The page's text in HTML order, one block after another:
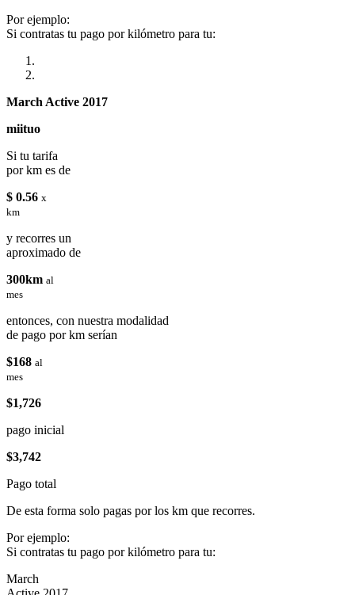
Por ejemplo:
Si contratas tu pago por kilómetro para tu:
March Active 2017
miituo
Si tu tarifa
por km es de
$ 0.56 x
km
y recorres un
aproximado de
300km al
mes
entonces, con nuestra modalidad
de pago por km serían
$168 al
mes
$1,726
pago inicial
$3,742
Pago total
De esta forma solo pagas por los km que recorres.
Por ejemplo:
Si contratas tu pago por kilómetro para tu:
March